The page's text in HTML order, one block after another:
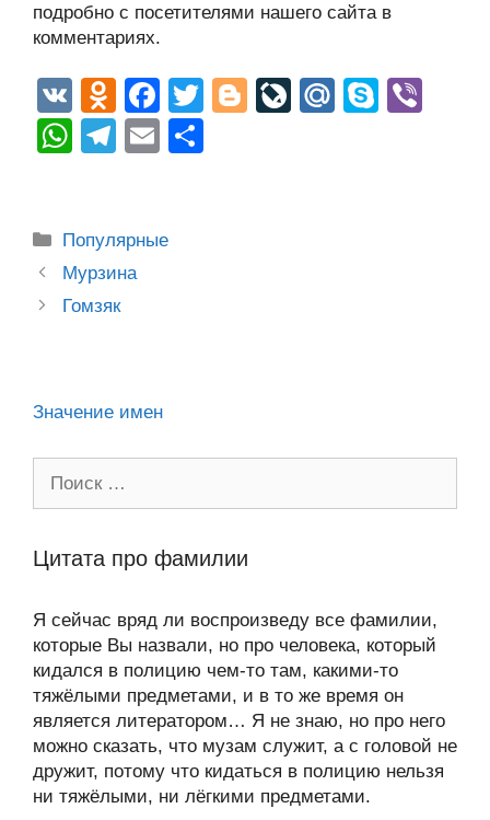
подробно с посетителями нашего сайта в
комментариях.
V
K
O
d
n
kl
a
ss
F
a
c
b
T
Bl
Li
M
S
W
s
A
p
T
gr
a
m
E
Рубрики
Популярные
Post
navigation
Мурзина
Гомзяк
Значение имен
Цитата про фамилии
Я сейчас вряд ли воспроизведу все фамилии,
которые Вы назвали, но про человека, который
кидался в полицию чем-то там, какими-то
тяжёлыми предметами, и в то же время он
является литератором… Я не знаю, но про него
можно сказать, что музам служит, а с головой не
дружит, потому что кидаться в полицию нельзя
ни тяжёлыми, ни лёгкими предметами.